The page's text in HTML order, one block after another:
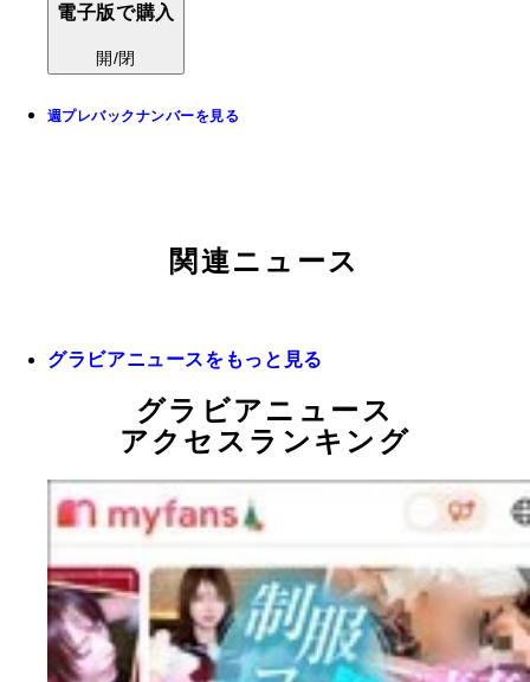
電子版で購入
開/閉
週プレバックナンバーを見る
関連ニュース
グラビアニュースをもっと見る
グラビアニュース
アクセスランキング